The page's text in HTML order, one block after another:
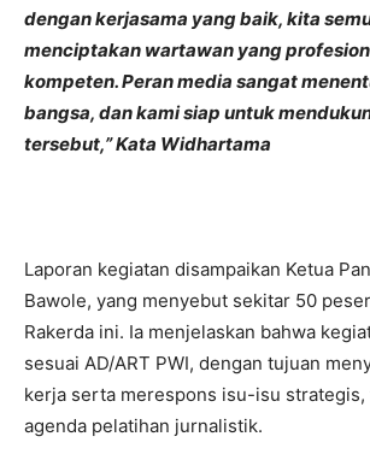
dengan kerjasama yang baik, kita
menciptakan wartawan yang
kompeten. Peran media sangat
bangsa, dan kami siap untuk
tersebut,” Kata Widhartama
Laporan kegiatan disampaikan Ketua
Bawole, yang menyebut sekitar 50
Rakerda ini. Ia menjelaskan bahwa
sesuai AD/ART PWI, dengan tujuan
kerja serta merespons isu-isu strategis,
agenda pelatihan jurnalistik.